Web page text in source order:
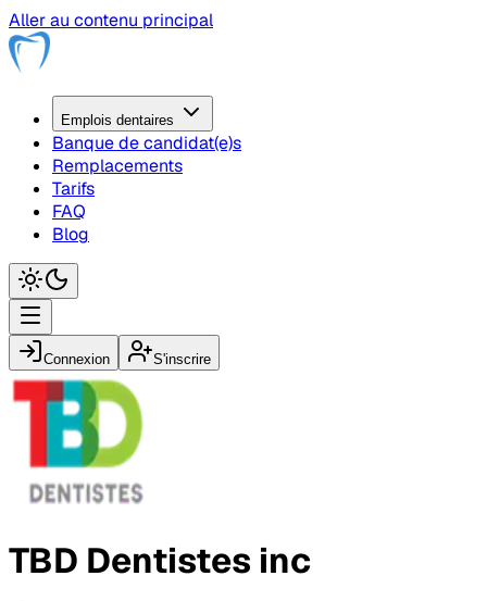
Aller au contenu principal
Emplois dentaires
Banque de candidat(e)s
Remplacements
Tarifs
FAQ
Blog
Connexion S'inscrire
TBD Dentistes inc